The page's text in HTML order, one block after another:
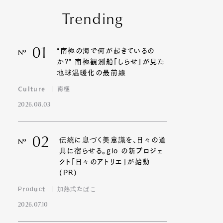
Trending
Nº 01
“南極の海で何が起きているの
か?” 南極観測船「しらせ」が見た
地球温暖化の最前線
Culture 南極
2026.08.03
Nº 02
伝統に息づく美意識を、日々の道
具に宿らせる。glo の新プロジェ
クト「日々のアトリエ」が始動
(PR)
Product 加熱式たばこ
2026.07.10